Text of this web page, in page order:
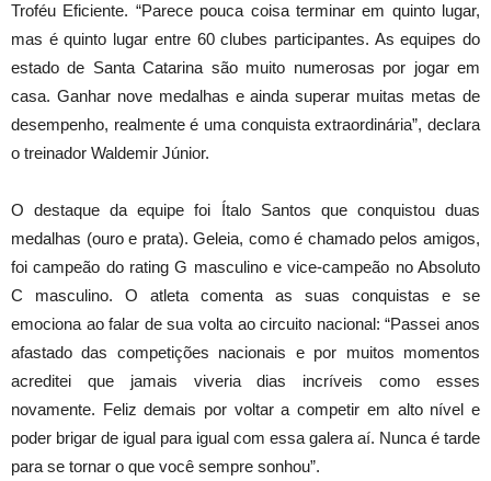
Troféu Eficiente. “Parece pouca coisa terminar em quinto lugar,
mas é quinto lugar entre 60 clubes participantes. As equipes do
estado de Santa Catarina são muito numerosas por jogar em
casa. Ganhar nove medalhas e ainda superar muitas metas de
desempenho, realmente é uma conquista extraordinária”, declara
o treinador Waldemir Júnior.
O destaque da equipe foi Ítalo Santos que conquistou duas
medalhas (ouro e prata). Geleia, como é chamado pelos amigos,
foi campeão do rating G masculino e vice-campeão no Absoluto
C masculino. O atleta comenta as suas conquistas e se
emociona ao falar de sua volta ao circuito nacional: “Passei anos
afastado das competições nacionais e por muitos momentos
acreditei que jamais viveria dias incríveis como esses
novamente. Feliz demais por voltar a competir em alto nível e
poder brigar de igual para igual com essa galera aí. Nunca é tarde
para se tornar o que você sempre sonhou”.